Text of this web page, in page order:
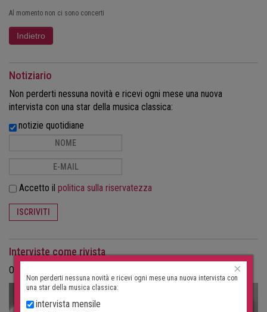
Al momento non ci sono concerti
Notiziario
Non perderti nessuna novità e ricevi ogni mese una nuova
intervista con una star della musica classica:
notizie quotidiane
Accetto il politica sulla riservatezza
ISCRIVITI
Interviste come rivista
Ordina le interviste in formato cartaceo come rivista. ×
Non perderti nessuna novità e ricevi ogni mese una nuova intervista con
una star della musica classica:
intervista mensile